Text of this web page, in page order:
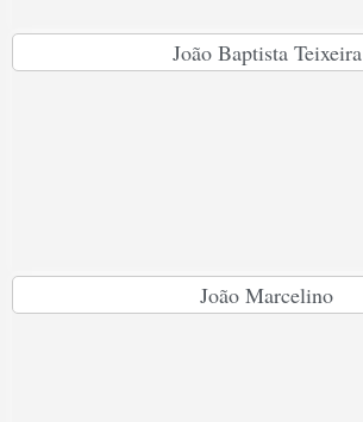
João Baptista Teixeira
João Marcelino